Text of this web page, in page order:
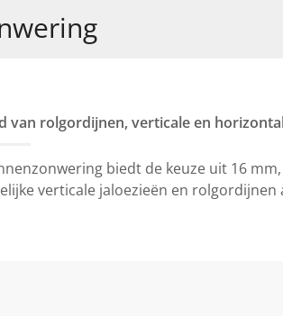
van rolgordijnen, verticale en
biedt de keuze uit 16
verticale jaloezieën en rolgordijnen